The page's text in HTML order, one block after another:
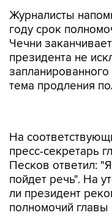
Журналисты
году срок
Чечни
президента не
тема продления
Песков ответил:
пойдет речь". На
ли президент
полномочий
не могу вам этого
состоялась